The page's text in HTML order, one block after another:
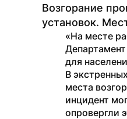
Возгорание
установок.
«На месте
для
В
места
инцидент
опровергли